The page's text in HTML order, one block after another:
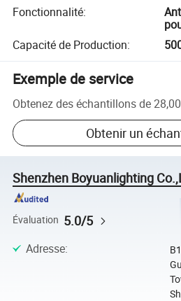
Fonctionnalité:
Capacité de Production:
Exemple de service
Obtenez des échantillons de
Obtenir un
Shenzhen Boyuanlighting
Évaluation 5.0/5
Adresse: